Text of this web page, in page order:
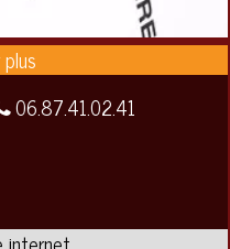
06.87.41.02.41